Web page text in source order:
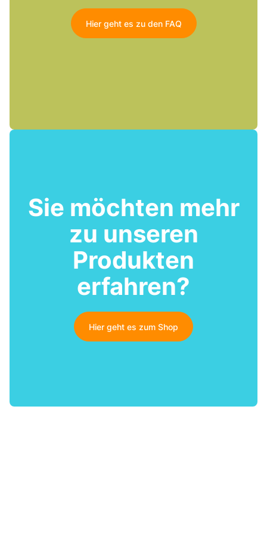
Hier geht es zu den FAQ
Sie möchten mehr
zu unseren
Produkten
erfahren?
Hier geht es zum Shop